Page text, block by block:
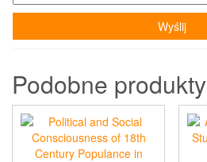
Podobne produkty